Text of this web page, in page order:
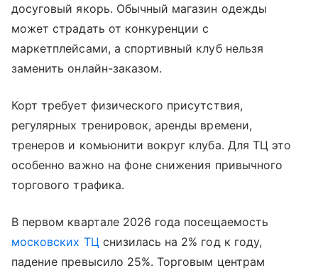
досуговый якорь. Обычный магазин одежды
может страдать от конкуренции с
маркетплейсами, а спортивный клуб нельзя
заменить онлайн-заказом.
Корт требует физического присутствия,
регулярных тренировок, аренды времени,
тренеров и комьюнити вокруг клуба. Для ТЦ это
особенно важно на фоне снижения привычного
торгового трафика.
В первом квартале 2026 года посещаемость
московских ТЦ снизилась на 2% год к году,
падение превысило 25%. Торговым центрам